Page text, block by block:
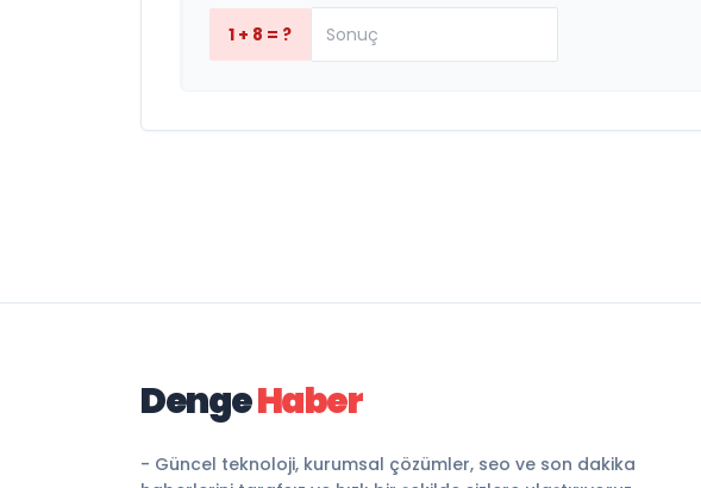
1 + 8 = ?
DengeHaber
- Güncel teknoloji, kurumsal çözümler, seo ve son dakika